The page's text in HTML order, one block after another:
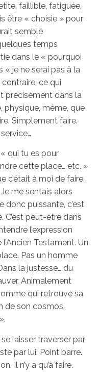
faillible, fatiguée,
être « choisie » pour
semblé
temps
dans le « pourquoi
« je ne serai pas à la
ce qui
précisément dans la
physique, même, que
Simplement faire.
qui tu es pour
cette place… etc. »
c’était à moi de faire…
me sentais alors
donc puissante, c’est
C’est peut-être dans
l’expression
Testament. Un
Pas un homme
la justesse… du
Animalement
qui retrouve sa
de son cosmos.
laisser traverser par
par lui. Point barre.
Il n’y a qu’à faire.